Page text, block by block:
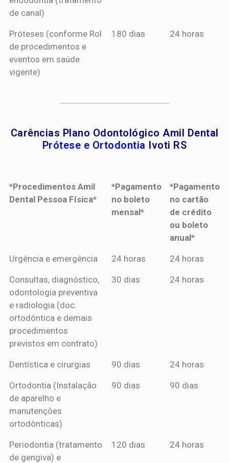
de canal)
Próteses (conforme Rol
de procedimentos e
eventos em saúde
vigente)
180 dias 24 horas
Carências Plano Odontológico Amil Dental
Prótese e Ortodontia Ivoti RS
*Procedimentos Amil
Dental Pessoa Física*
*Pagamento
no boleto
mensal*
*Pagamento
no cartão
de crédito
ou boleto
anual*
*Procedimentos Amil
*Pagamento
mensal*
*Pagamento
de crédito
Urgência e emergência 24 horas 24 horas
Consultas, diagnóstico,
odontologia preventiva
e radiologia (doc.
ortodôntica e demais
procedimentos
previstos em contrato)
30 dias 24 horas
Dentística e cirurgias 90 dias 24 horas
Ortodontia (Instalação
de aparelho e
manutenções
ortodônticas)
90 dias 90 dias
Periodontia (tratamento
de gengiva) e
120 dias 24 horas